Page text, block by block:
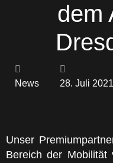
dem
News 28. Juli 2021
Unser
Bereich der Mobilität